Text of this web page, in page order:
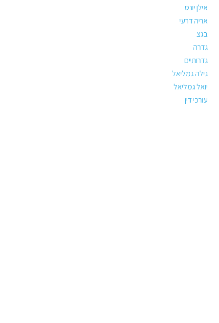
אילן יונס
אריה דרעי
בגצ
גדרה
גדרותיים
גילה גמליאל
יואל גמליאל
עורכי דין